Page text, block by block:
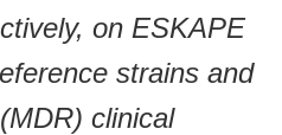
on ESKAPE
strains and
clinical